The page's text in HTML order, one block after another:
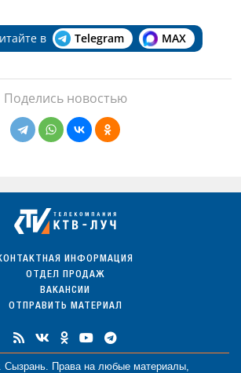
в Telegram MAX
Поделись новостью
ИНФОРМАЦИЯ
ОТДЕЛ ПРОДАЖ
ВАКАНСИИ
ОТПРАВИТЬ МАТЕРИАЛ
Права на любые материалы,